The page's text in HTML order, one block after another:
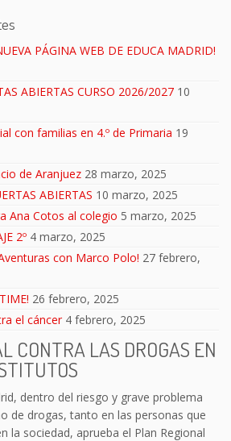
PÁGINA WEB DE EDUCA MADRID!
ABIERTAS CURSO 2026/2027 10
con familias en 4.º de Primaria 19
de Aranjuez 28 marzo, 2025
ABIERTAS 10 marzo, 2025
Ana Cotos al colegio 5 marzo, 2025
2º 4 marzo, 2025
con Marco Polo! 27 febrero,
26 febrero, 2025
el cáncer 4 febrero, 2025
CONTRA LAS DROGAS EN
dentro del riesgo y grave problema
de drogas, tanto en las personas que
la sociedad, aprueba el Plan Regional